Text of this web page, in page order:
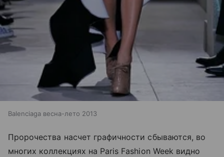
Balenciaga весна-лето 2013
Пророчества насчет графичности сбываются, во
многих коллекциях на Paris Fashion Week видно